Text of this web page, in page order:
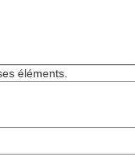
éléments.